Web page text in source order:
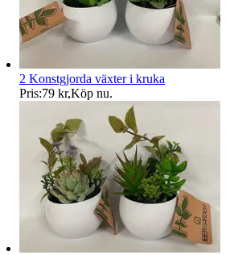
2 Konstgjorda växter i kruka
Pris:79 kr,Köp nu.